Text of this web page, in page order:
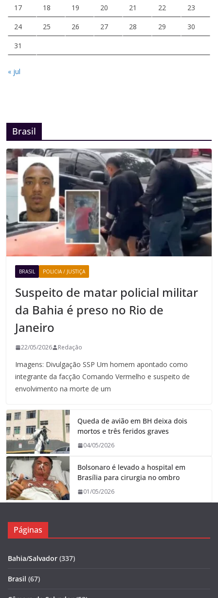
17 18 19 20 21 22 23
24 25 26 27 28 29 30
31
« jul
Brasil
BRASIL POLICIA / JUSTIÇA
Suspeito de matar policial militar
da Bahia é preso no Rio de
Janeiro
22/05/2026 Redação
Imagens: Divulgação SSP Um homem apontado como
integrante da facção Comando Vermelho e suspeito de
envolvimento na morte de um
Queda de avião em BH deixa dois
mortos e três feridos graves
04/05/2026
Bolsonaro é levado a hospital em
Brasília para cirurgia no ombro
01/05/2026
Páginas
Bahia/Salvador (337)
Brasil (67)